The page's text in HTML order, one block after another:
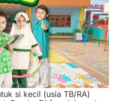
si kecil (usia TB/RA)